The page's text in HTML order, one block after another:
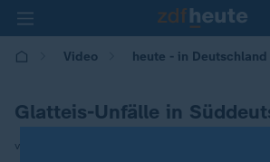
Video heute - in Deutschland
Glatteis-Unfälle in
von Kai Witvrouwen